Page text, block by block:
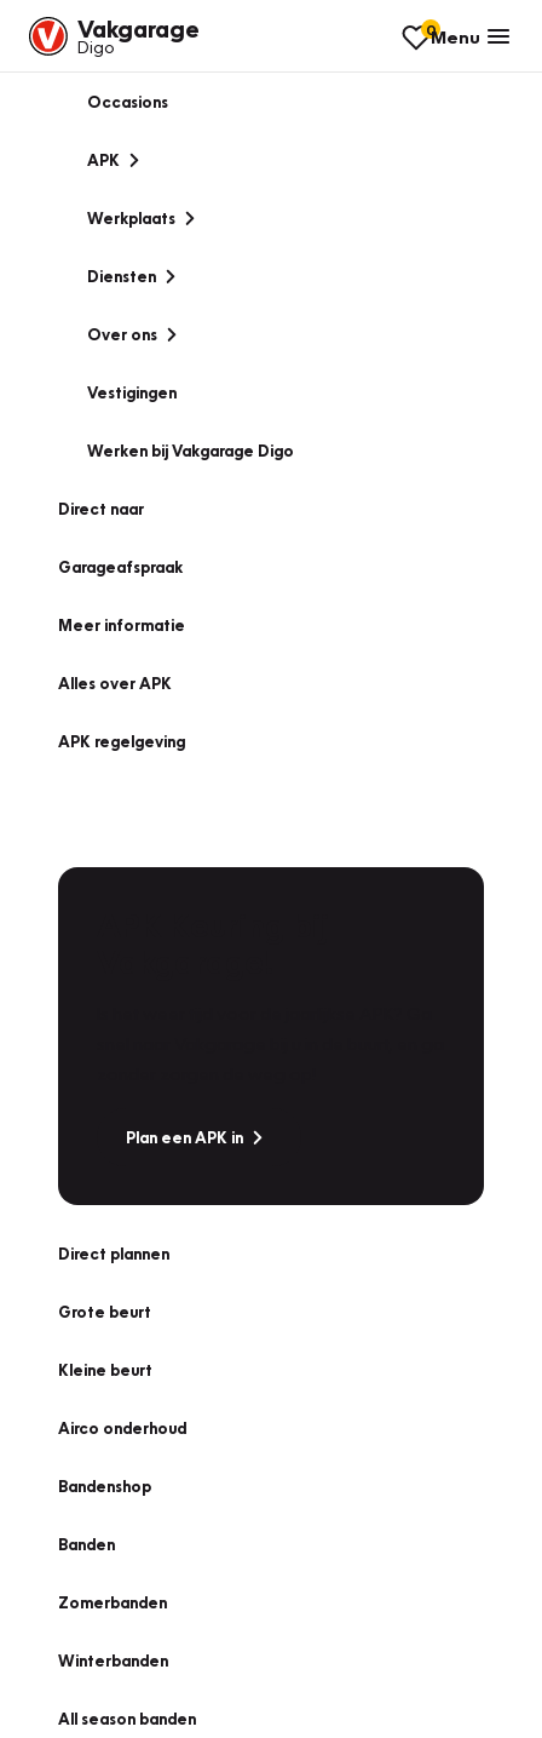
Vakgarage
Digo
0Menu
Occasions
APK
Werkplaats
Diensten
Over ons
Vestigingen
Werken bij Vakgarage Digo
Direct naar
Garageafspraak
Meer informatie
Alles over APK
APK regelgeving
Plan een APK in
Direct plannen
Grote beurt
Kleine beurt
Airco onderhoud
Bandenshop
Banden
Zomerbanden
Winterbanden
All season banden